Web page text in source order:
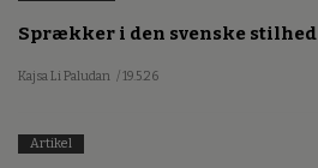
Sprækker i den svenske stilhed
Kajsa Li Paludan / 19.5.26
Artikel